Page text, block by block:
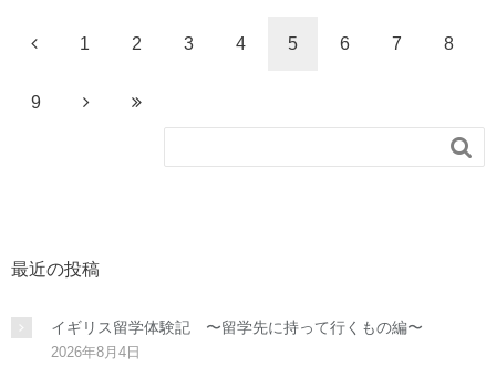
1 2 3 4 5 6 7 8
9

最近の投稿
イギリス留学体験記 〜留学先に持って行くもの編〜
2026年8月4日